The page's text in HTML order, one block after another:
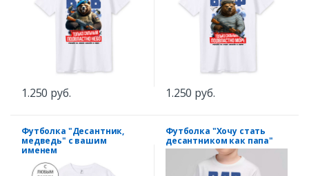
1.250 руб. 1.250 руб.
Футболка "Десантник,
медведь" с вашим
именем
Футболка "Хочу стать
десантником как папа"